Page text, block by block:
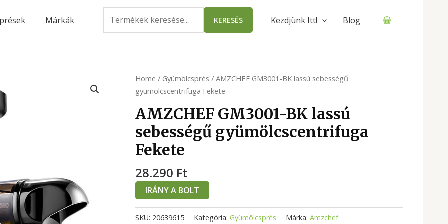
Márkák
for:
KERESÉS Kezdjünk Itt! Blog
Home / Gyümölcsprés / AMZCHEF GM3001-BK lassú sebességű
gyümölcscentrifuga Fekete
AMZCHEF GM3001-BK lassú
sebességű gyümölcscentrifuga
Fekete
28.290 Ft
IRÁNY A BOLT
SKU: 20639615 Kategória: Gyümölcsprés Márka: Amzchef